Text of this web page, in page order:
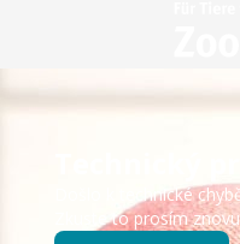
Došlo k technické
Zkuste to prosím